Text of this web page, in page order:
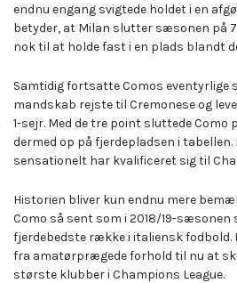
endnu engang svigtede holdet i en
betyder, at Milan slutter sæsonen på
nok til at holde fast i en plads blandt
Samtidig fortsatte Comos eventyrlige
mandskab rejste til Cremonese og
1-sejr. Med de tre point sluttede Como
dermed op på fjerdepladsen i
sensationelt har kvalificeret sig til
Historien bliver kun endnu mere
Como så sent som i 2018/19-sæsonen
fjerdebedste række i italiensk fodbold.
fra amatørprægede forhold til nu at
største klubber i Champions League.